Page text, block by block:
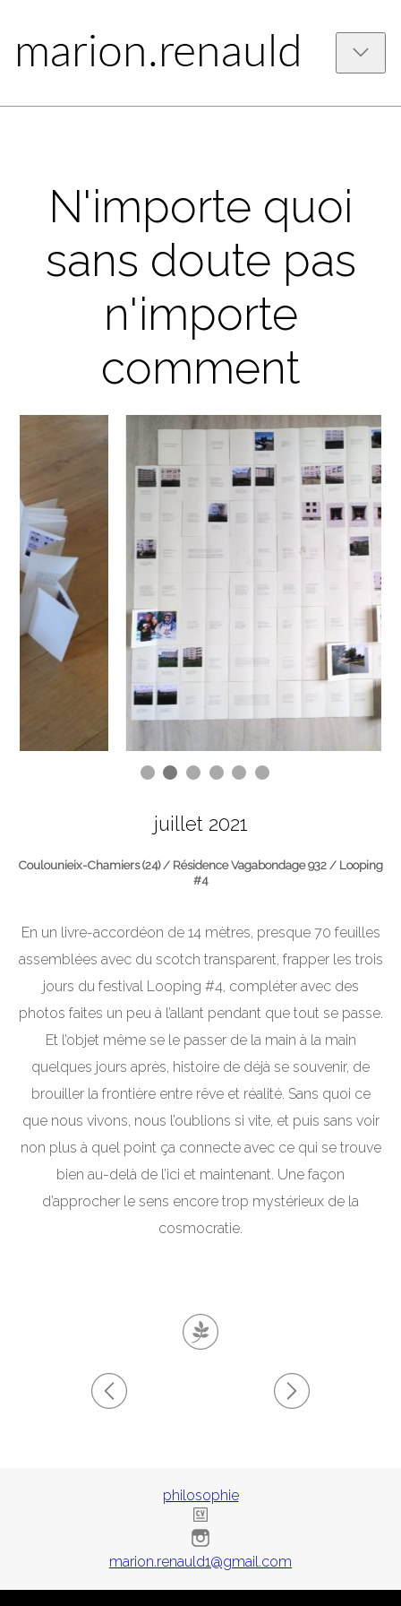
N'importe quoi
sans doute pas
n'importe
comment
juillet 2021
Coulounieix-Chamiers (24) / Résidence Vagabondage 932 / Looping
#4
En un livre-accordéon de 14 mètres, presque 70 feuilles
assemblées avec du scotch transparent, frapper les trois
jours du festival Looping #4, compléter avec des
photos faites un peu à l’allant pendant que tout se passe.
Et l’objet même se le passer de la main à la main
quelques jours après, histoire de déjà se souvenir, de
brouiller la frontière entre rêve et réalité. Sans quoi ce
que nous vivons, nous l’oublions si vite, et puis sans voir
non plus à quel point ça connecte avec ce qui se trouve
bien au-delà de l’ici et maintenant. Une façon
d’approcher le sens encore trop mystérieux de la
cosmocratie.
philosophie
marion.renauld1@gmail.com